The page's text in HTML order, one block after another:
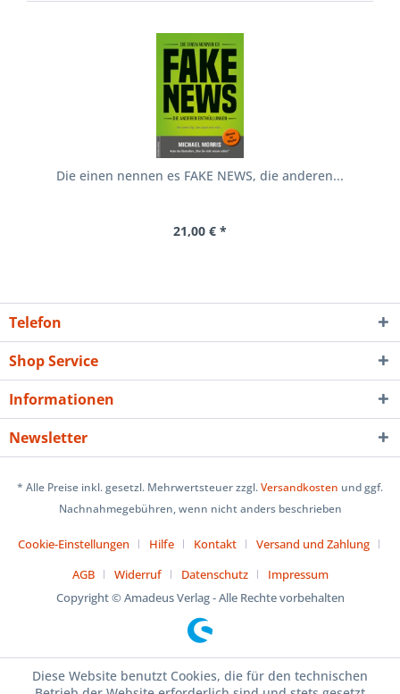
Die einen nennen es FAKE NEWS, die anderen...
21,00 € *
Telefon
Shop Service
Informationen
Newsletter
* Alle Preise inkl. gesetzl. Mehrwertsteuer zzgl.Versandkosten und ggf.
Nachnahmegebühren, wenn nicht anders beschrieben
Cookie-Einstellungen Hilfe Kontakt
Versand und Zahlung
AGB
Widerruf Datenschutz
Impressum
Copyright © Amadeus Verlag - Alle Rechte vorbehalten
Diese Website benutzt Cookies, die für den technischen